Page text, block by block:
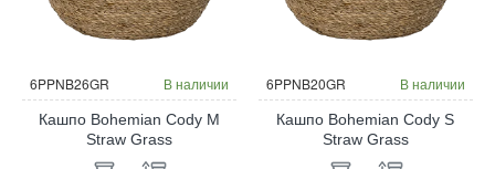
6PPNB26GR В наличии
Кашпо Bohemian Cody M
Straw Grass
6PPNB20GR В наличии
Кашпо Bohemian Cody S
Straw Grass